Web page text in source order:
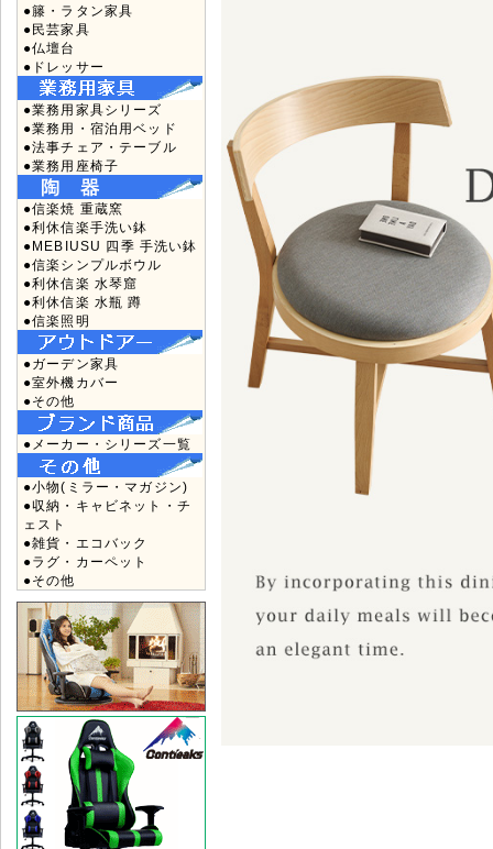
●籐・ラタン家具
●民芸家具
●仏壇台
●ドレッサー
●業務用家具シリーズ
●業務用・宿泊用ベッド
●法事チェア・テーブル
●業務用座椅子
●信楽焼 重蔵窯
●利休信楽手洗い鉢
●MEBIUSU 四季 手洗い鉢
●信楽シンプルボウル
●利休信楽 水琴窟
●利休信楽 水瓶 蹲
●信楽照明
●ガーデン家具
●室外機カバー
●その他
●メーカー・シリーズ一覧
●小物(ミラー・マガジン)
●収納・キャビネット・チ
ェスト
●雑貨・エコバック
●ラグ・カーペット
●その他